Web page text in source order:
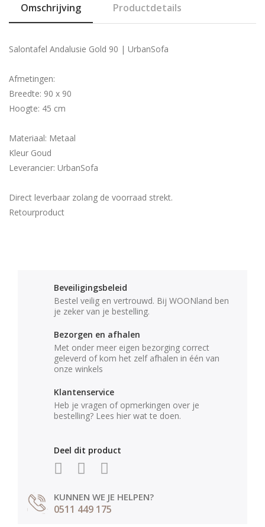
Omschrijving Productdetails
Salontafel Andalusie Gold 90 | UrbanSofa
Afmetingen:
Breedte: 90 x 90
Hoogte: 45 cm
Materiaal: Metaal
Kleur Goud
Leverancier: UrbanSofa
Direct leverbaar zolang de voorraad strekt.
Retourproduct
Beveiligingsbeleid
Bestel veilig en vertrouwd. Bij WOONland ben
je zeker van je bestelling.
Bezorgen en afhalen
Met onder meer eigen bezorging correct
geleverd of kom het zelf afhalen in één van
onze winkels
Klantenservice
Heb je vragen of opmerkingen over je
bestelling? Lees hier wat te doen.
Deel dit product
KUNNEN WE JE HELPEN?
0511 449 175